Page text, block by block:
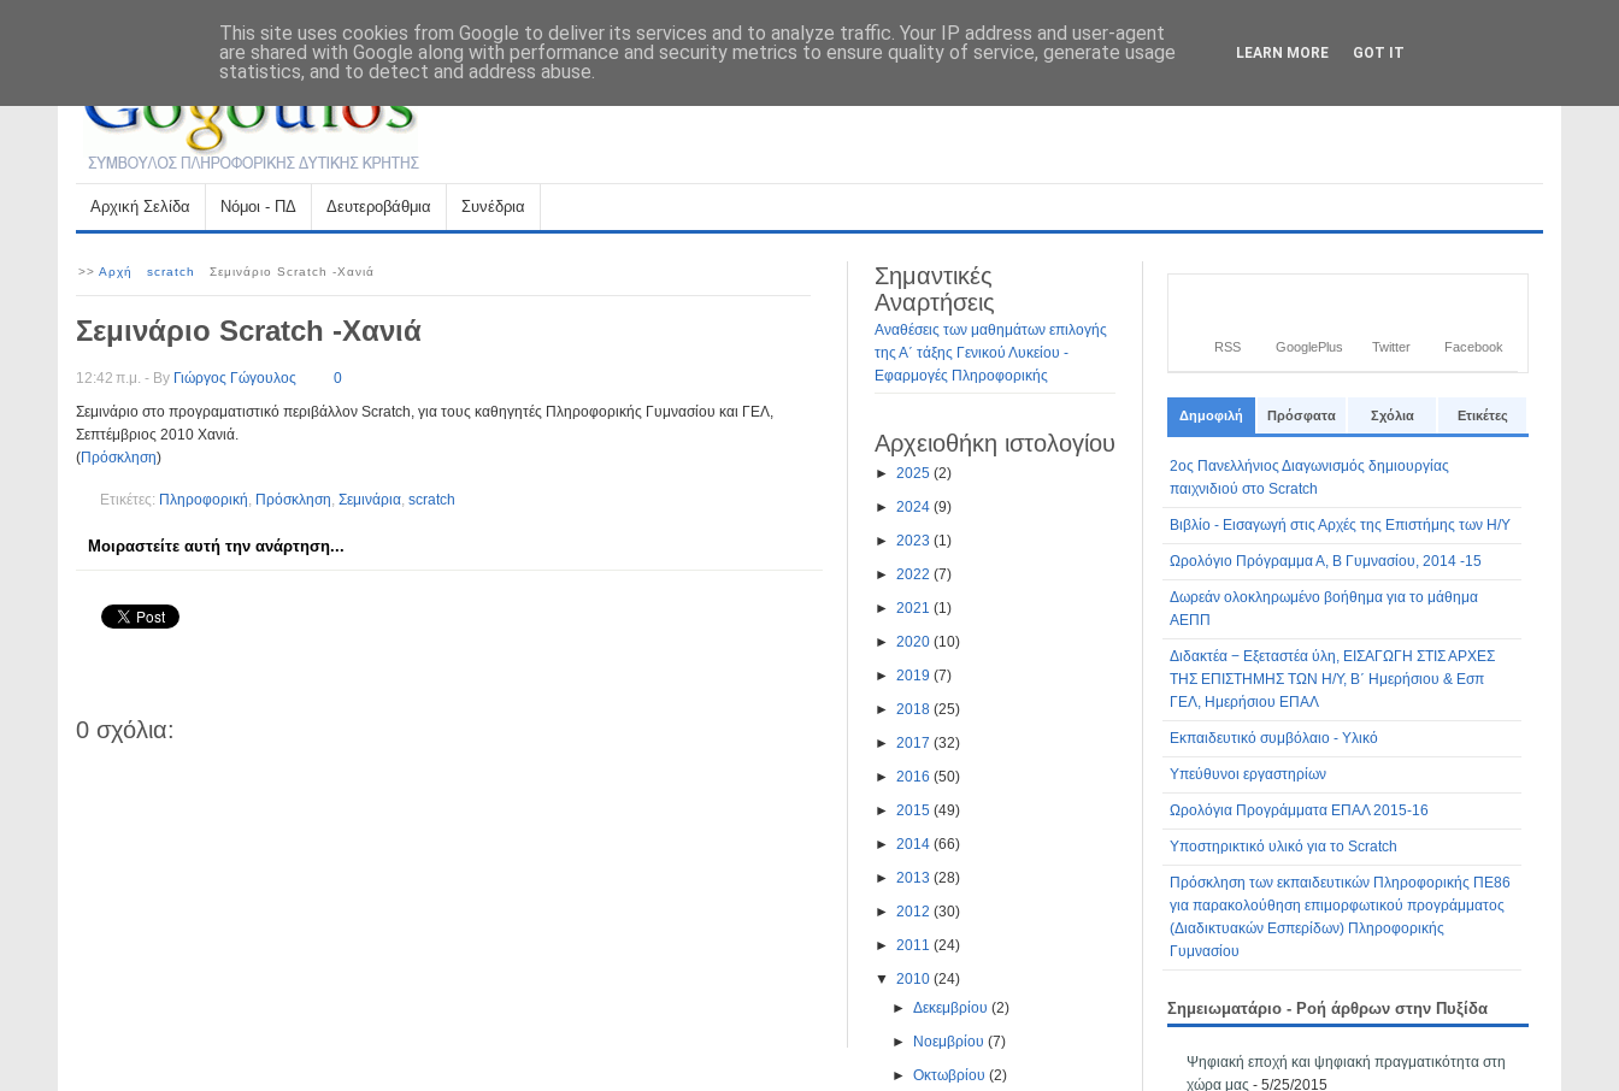
Βιογραφικό Επικοινωνία
Αρχική Σελίδα Νόμοι - ΠΔ Δευτεροβάθμια Συνέδρια
>> Αρχή scratch Σεμινάριο Scratch -Χανιά
Σεμινάριο Scratch -Χανιά
12:42 π.μ. - By Γιώργος Γώγουλος
0
Σεμινάριο στο προγραματιστικό περιβάλλον Scratch, για τους καθηγητές Πληροφορικής Γυμνασίου και ΓΕΛ,
Σεπτέμβριος 2010 Χανιά.
(Πρόσκληση)
Ετικέτες: Πληροφορική, Πρόσκληση, Σεμινάρια, scratch
Μοιραστείτε αυτή την ανάρτηση...
0 σχόλια:
Σημαντικές
Αναρτήσεις
Αναθέσεις των μαθημάτων επιλογής
της Α΄ τάξης Γενικού Λυκείου -
Εφαρμογές Πληροφορικής
Αρχειοθήκη ιστολογίου
► 2025 (2)
► 2024 (9)
► 2023 (1)
► 2022 (7)
► 2021 (1)
► 2020 (10)
► 2019 (7)
► 2018 (25)
► 2017 (32)
► 2016 (50)
► 2015 (49)
► 2014 (66)
► 2013 (28)
► 2012 (30)
► 2011 (24)
▼ 2010 (24)
►Δεκεμβρίου(2)
►
Νοεμβρίου(7)
►Οκτωβρίου(2)
RSS GooglePlus Twitter Facebook
Δημοφιλή Πρόσφατα Σχόλια Ετικέτες
2ος Πανελλήνιος Διαγωνισμός δημιουργίας
παιχνιδιού στο Scratch
Βιβλίο - Εισαγωγή στις Αρχές της Επιστήμης των Η/Υ
Ωρολόγιο Πρόγραμμα Α, Β Γυμνασίου, 2014 -15
Δωρεάν ολοκληρωμένο βοήθημα για το μάθημα
ΑΕΠΠ
Διδακτέα − Εξεταστέα ύλη, ΕΙΣΑΓΩΓΗ ΣΤΙΣ ΑΡΧΕΣ
ΤΗΣ ΕΠΙΣΤΗΜΗΣ ΤΩΝ Η/Υ, Β΄ Ημερήσιου & Εσπ
ΓΕΛ, Ημερήσιου ΕΠΑΛ
Εκπαιδευτικό συμβόλαιο - Υλικό
Υπεύθυνοι εργαστηρίων
Ωρολόγια Προγράμματα ΕΠΑΛ 2015-16
Υποστηρικτικό υλικό για το Scratch
Πρόσκληση των εκπαιδευτικών Πληροφορικής ΠΕ86
για παρακολούθηση επιμορφωτικού προγράμματος
(Διαδικτυακών Εσπερίδων) Πληροφορικής
Γυμνασίου
Σημειωματάριο - Ροή άρθρων στην Πυξίδα
Ψηφιακή εποχή και ψηφιακή πραγματικότητα στη
χώρα μας - 5/25/2015
This site uses cookies from Google to deliver its services and to analyze traffic. Your IP address and user-agent
are shared with Google along with performance and security metrics to ensure quality of service, generate usage
statistics, and to detect and address abuse.
LEARN MORE GOT IT